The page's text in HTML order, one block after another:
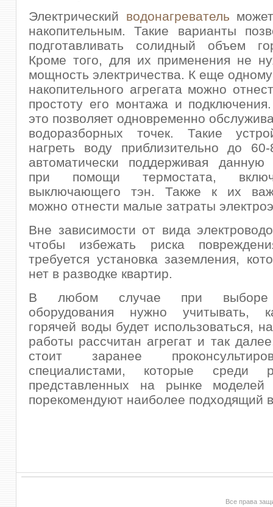
Электрический водонагреватель
накопительным. Такие варианты
подготавливать солидный объем
Кроме того, для их применения не
мощность электричества. К еще
накопительного агрегата можно
простоту его монтажа и
это позволяет одновременно
водоразборных точек. Такие
нагреть воду приблизительно до 60-
автоматически поддерживая данную
при помощи термостата,
выключающего тэн. Также к их
можно отнести малые затраты
Вне зависимости от вида
чтобы избежать риска
требуется установка заземления,
нет в разводке квартир.
В любом случае при выборе
оборудования нужно учитывать,
горячей воды будет использоваться,
работы рассчитан агрегат и так
стоит заранее
специалистами, которые среди
представленных на рынке моделей
порекомендуют наиболее подходящий
Все права